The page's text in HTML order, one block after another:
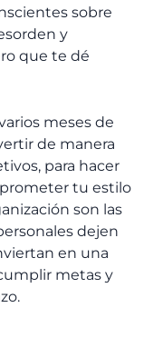
sobre
y
que te dé
meses de
de manera
para hacer
tu estilo
son las
dejen
en una
metas y